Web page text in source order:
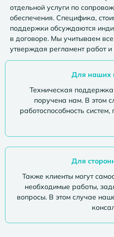
отдельной услуги по
обеспечения. Специфика,
поддержки обсуждаются
в договоре. Мы учитываем
утверждая регламент работ
Для наших
Техническая
поручена нам. В этом
работоспособность
Для
Также клиенты могут
необходимые работы,
вопросы. В этом случае